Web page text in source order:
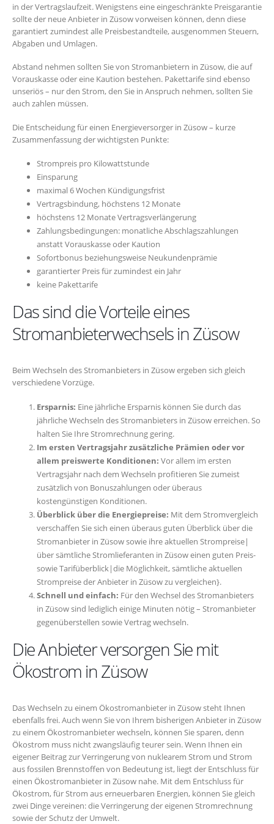
in der Vertragslaufzeit. Wenigstens eine eingeschränkte Preisgarantie
sollte der neue Anbieter in Züsow vorweisen können, denn diese
garantiert zumindest alle Preisbestandteile, ausgenommen Steuern,
Abgaben und Umlagen.
Abstand nehmen sollten Sie von Stromanbietern in Züsow, die auf
Vorauskasse oder eine Kaution bestehen. Pakettarife sind ebenso
unseriös – nur den Strom, den Sie in Anspruch nehmen, sollten Sie
auch zahlen müssen.
Die Entscheidung für einen Energieversorger in Züsow – kurze
Zusammenfassung der wichtigsten Punkte:
Strompreis pro Kilowattstunde
Einsparung
maximal 6 Wochen Kündigungsfrist
Vertragsbindung, höchstens 12 Monate
höchstens 12 Monate Vertragsverlängerung
Zahlungsbedingungen: monatliche Abschlagszahlungen
anstatt Vorauskasse oder Kaution
Sofortbonus beziehungsweise Neukundenprämie
garantierter Preis für zumindest ein Jahr
keine Pakettarife
Das sind die Vorteile eines
Stromanbieterwechsels in Züsow
Beim Wechseln des Stromanbieters in Züsow ergeben sich gleich
verschiedene Vorzüge.
Ersparnis: Eine jährliche Ersparnis können Sie durch das
jährliche Wechseln des Stromanbieters in Züsow erreichen. So
halten Sie Ihre Stromrechnung gering.
Im ersten Vertragsjahr zusätzliche Prämien oder vor
allem preiswerte Konditionen: Vor allem im ersten
Vertragsjahr nach dem Wechseln profitieren Sie zumeist
zusätzlich von Bonuszahlungen oder überaus
kostengünstigen Konditionen.
Überblick über die Energiepreise: Mit dem Stromvergleich
verschaffen Sie sich einen überaus guten Überblick über die
Stromanbieter in Züsow sowie ihre aktuellen Strompreise|
über sämtliche Stromlieferanten in Züsow einen guten Preis-
sowie Tarifüberblick|die Möglichkeit, sämtliche aktuellen
Strompreise der Anbieter in Züsow zu vergleichen}.
Schnell und einfach: Für den Wechsel des Stromanbieters
in Züsow sind lediglich einige Minuten nötig – Stromanbieter
gegenüberstellen sowie Vertrag wechseln.
Die Anbieter versorgen Sie mit
Ökostrom in Züsow
Das Wechseln zu einem Ökostromanbieter in Züsow steht Ihnen
ebenfalls frei. Auch wenn Sie von Ihrem bisherigen Anbieter in Züsow
zu einem Ökostromanbieter wechseln, können Sie sparen, denn
Ökostrom muss nicht zwangsläufig teurer sein. Wenn Ihnen ein
eigener Beitrag zur Verringerung von nuklearem Strom und Strom
aus fossilen Brennstoffen von Bedeutung ist, liegt der Entschluss für
einen Ökostromanbieter in Züsow nahe. Mit dem Entschluss für
Ökostrom, für Strom aus erneuerbaren Energien, können Sie gleich
zwei Dinge vereinen: die Verringerung der eigenen Stromrechnung
sowie der Schutz der Umwelt.